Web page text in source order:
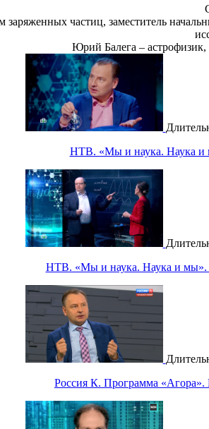
частиц, заместитель
Юрий Балега –
НТВ. «Мы и наука. Наука и
НТВ. «Мы и наука. Наука и мы».
Россия К. Программа